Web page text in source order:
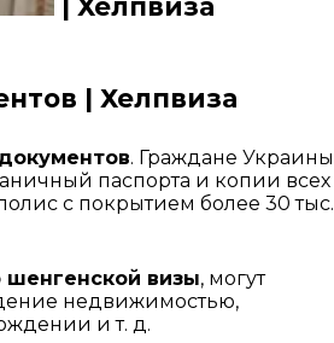
| Хелпвиза
. Граждане Украины
паспорта и копии всех
с покрытием более 30 тыс.
визы, могут
недвижимостью,
и т. д.